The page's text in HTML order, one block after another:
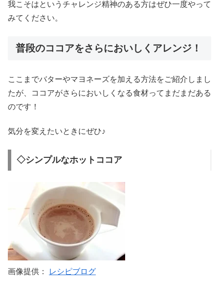
我こそはというチャレンジ精神のある方はぜひ一度やって
みてください。
普段のココアをさらにおいしくアレンジ！
ここまでバターやマヨネーズを加える方法をご紹介しまし
たが、ココアがさらにおいしくなる食材ってまだまだある
のです！
気分を変えたいときにぜひ♪
◇シンプルなホットココア
画像提供： レシピブログ